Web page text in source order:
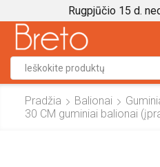
Rugpjūčio 15 d.
Pradžia Balionai
30 CM guminiai balionai